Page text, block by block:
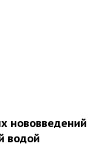
нововведений
водой